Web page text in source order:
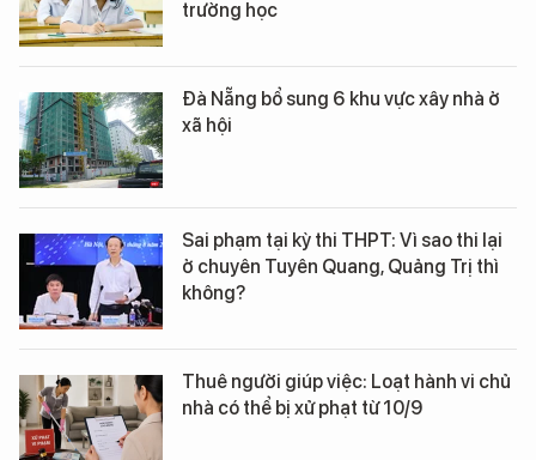
trường học
Đà Nẵng bổ sung 6 khu vực xây nhà ở
xã hội
Sai phạm tại kỳ thi THPT: Vì sao thi lại
ở chuyên Tuyên Quang, Quảng Trị thì
không?
Thuê người giúp việc: Loạt hành vi chủ
nhà có thể bị xử phạt từ 10/9